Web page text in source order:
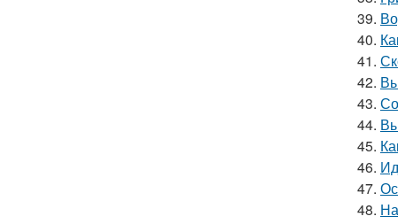
39.
40.
41.
42.
43.
44.
45.
46.
47.
48.